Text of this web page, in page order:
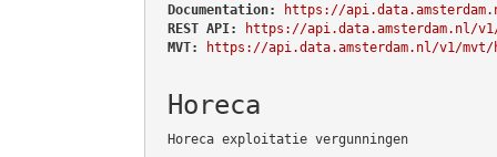
Documentation:
https://
REST API:
https://api.data.amsterdam.nl/
MVT:
https://api.data.amsterdam.nl/v1/mvt/
Horeca
Horeca exploitatie vergunningen